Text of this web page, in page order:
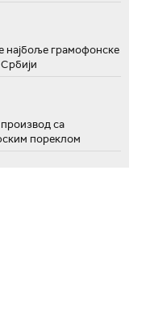
најбоље грамофонске
са
пореклом